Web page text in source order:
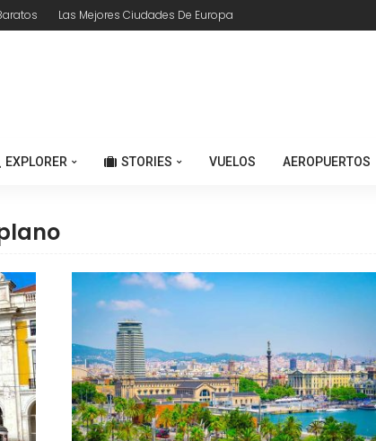
Las Mejores Ciudades De Europa
EXPLORER STORIES VUELOS AEROPUERTOS